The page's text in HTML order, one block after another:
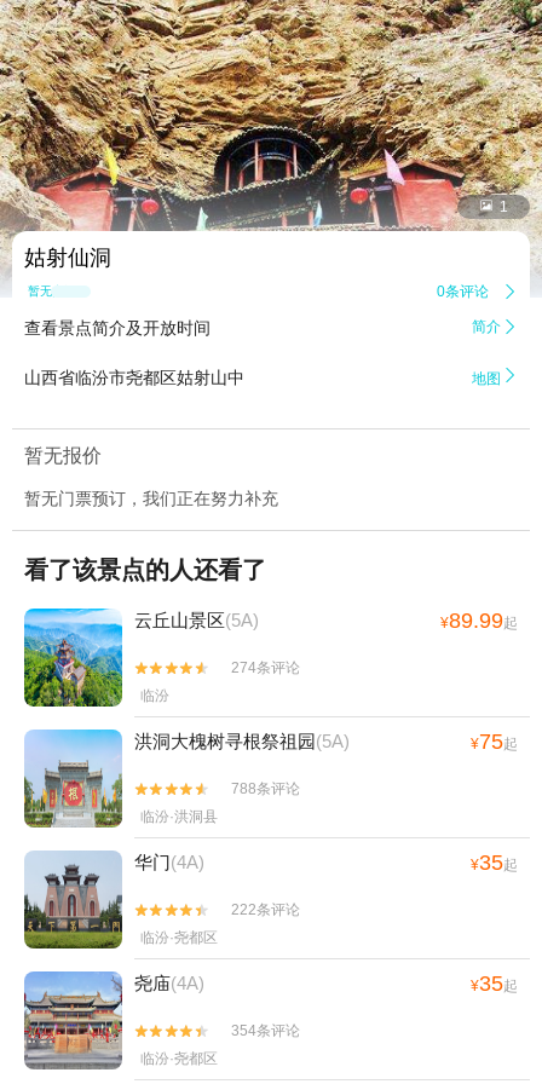
 1
姑射仙洞
暂无点评 0条评论 
查看景点简介及开放时间 简介 
山西省临汾市尧都区姑射山中 地图 
暂无报价
暂无门票预订，我们正在努力补充
看了该景点的人还看了
云丘山景区(5A) ¥89.99起


274条评论
临汾
洪洞大槐树寻根祭祖园(5A) ¥75起


788条评论
临汾·洪洞县
华门(4A) ¥35起


222条评论
临汾·尧都区
尧庙(4A) ¥35起


354条评论
临汾·尧都区
